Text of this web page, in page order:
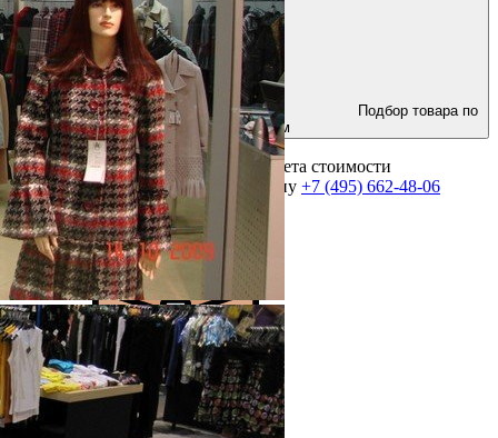
параметрам
Для получения консультации и расчета стоимости
оборудования позвоните по телефону +7 (495) 662-48-06
Выполнено более 2000 проектов!
Посмотреть портфолио